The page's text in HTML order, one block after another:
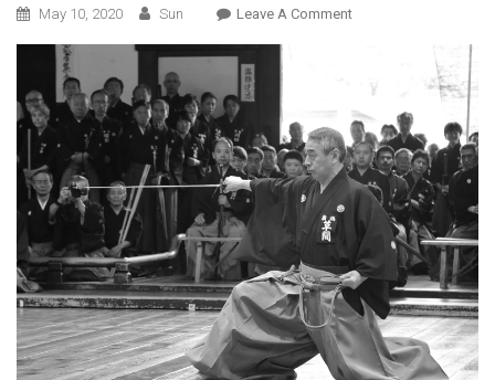
May 10, 2020 Sun Leave A CommentOn
Dan
Hubungannya
Dengan
Kendo